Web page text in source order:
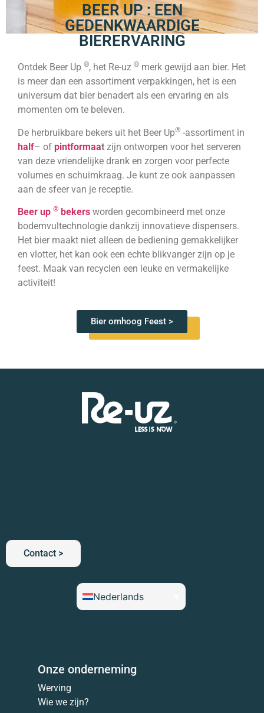
BEER UP : EEN
GEDENKWAARDIGE
BIERERVARING
Ontdek Beer Up ®, het Re-uz ® merk gewijd aan bier. Het
is meer dan een assortiment verpakkingen, het is een
universum dat bier benadert als een ervaring en als
momenten om te beleven.
De herbruikbare bekers uit het Beer Up® -assortiment in
half– of pintformaat zijn ontworpen voor het serveren
van deze vriendelijke drank en zorgen voor perfecte
volumes en schuimkraag. Je kunt ze ook aanpassen
aan de sfeer van je receptie.
Beer up ® bekers worden gecombineerd met onze
bodemvultechnologie dankzij innovatieve dispensers.
Het bier maakt niet alleen de bediening gemakkelijker
en vlotter, het kan ook een echte blikvanger zijn op je
feest. Maak van recyclen een leuke en vermakelijke
activiteit!
Bier omhoog Feest >
Contact >
Nederlands
Onze onderneming
Werving
Wie we zijn?